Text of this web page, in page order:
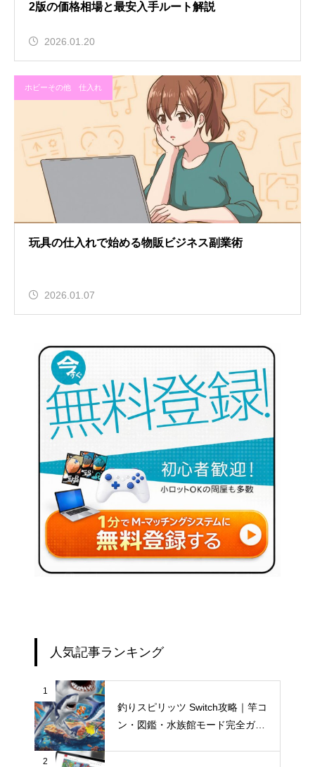
2版の価格相場と最安入手ルート解説
2026.01.20
ホビーその他 仕入れ
玩具の仕入れで始める物販ビジネス副業術
2026.01.07
人気記事ランキング
1
釣りスピリッツ Switch攻略｜竿コ
ン・図鑑・水族館モード完全ガイ
2